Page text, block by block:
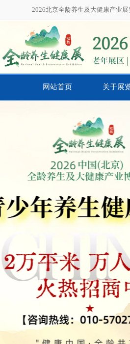
2026北京全龄养生及大健康产业
网站首页 关于展